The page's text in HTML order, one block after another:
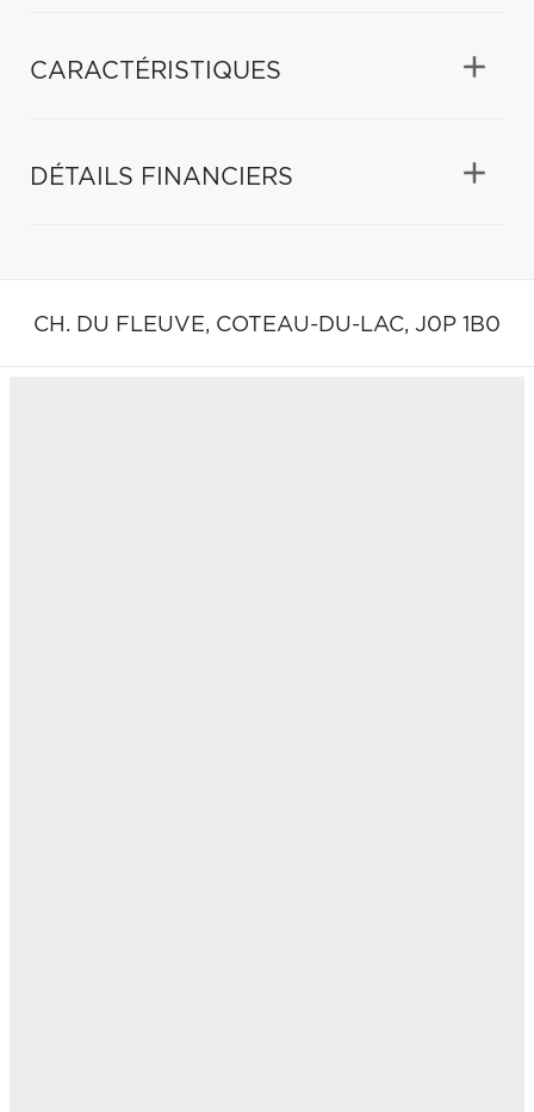
CARACTÉRISTIQUES
DÉTAILS FINANCIERS
CH. DU FLEUVE, COTEAU-DU-LAC, J0P 1B0